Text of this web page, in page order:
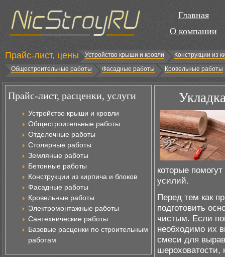
Главная
О компании
Прайс-лист, цены Устройство крыши и кровли
Конструкции из
Общестроительные работы
Фасадные работы Кровельные работы
Прайс-лист, расценки, услуги
Устройство крыши и кровли
Общестроительные работы
Отделочные работы
Столярные работы
Земляные работы
Бетонные работы
Конструкции из кирпича и блоков
Фасадные работы
Кровельные работы
Электромонтажные работы
Сантехнические работы
Базовые расценки по строительным
работам
которые
усилий.
Перед тем как
подготовить
чистым. Если
необходимо их
смеси для
шероховатости,